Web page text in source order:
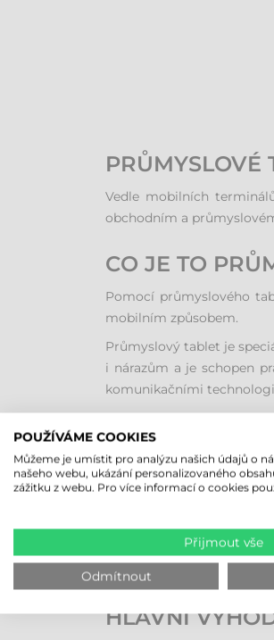
PRŮMYSLOVÉ
Vedle mobilních
obchodním a
CO JE TO
Pomocí průmyslového
mobilním způsobem.
Průmyslový tablet je
i nárazům a je schopen
komunikačními
OBLASTI
Průmyslové tablety
Výroba:Ve
mohou přímo
Logistika:V logistice
výrazných úspor
Stavebnictví:Plány
postup prací a fotit
HLAVNÍ
POUŽÍVÁME COOKIES
Můžeme je umístit pro analýzu našich údajů o
našeho webu, ukázání personalizovaného
zážitku z webu. Pro více informací o cookies
Přijmout vše
Odmítnout